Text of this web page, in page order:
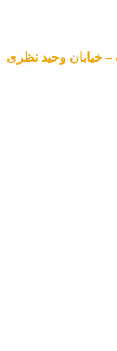
– خیابان وحید نظری